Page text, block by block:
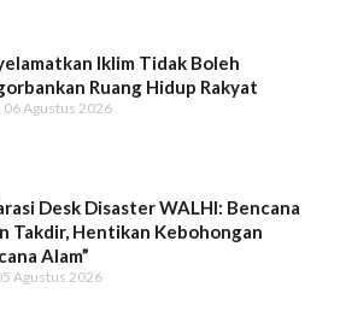
Iklim Tidak Boleh
Ruang Hidup Rakyat
06 Agustus 2026
Desk Disaster WALHI: Bencana
Takdir, Hentikan Kebohongan
Alam”
Agustus 2026